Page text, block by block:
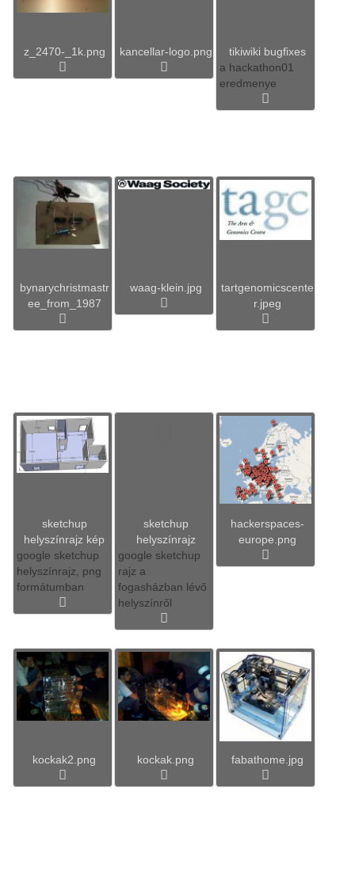
z_2470-_1k.png kancellar-logo.png
tikiwiki bugfixes
a hackathon01
eredmenye
bynarychristmastr
ee_from_1987
waag-klein.jpg
tartgenomicscente
r.jpeg
sketchup
helyszínrajz kép
google sketchup
helyszínrajz, png
formátumban
sketchup
helyszínrajz
google sketchup
rajz a
fogasházban lévő
helyszínről
hackerspaces-
europe.png
kockak2.png kockak.png fabathome.jpg